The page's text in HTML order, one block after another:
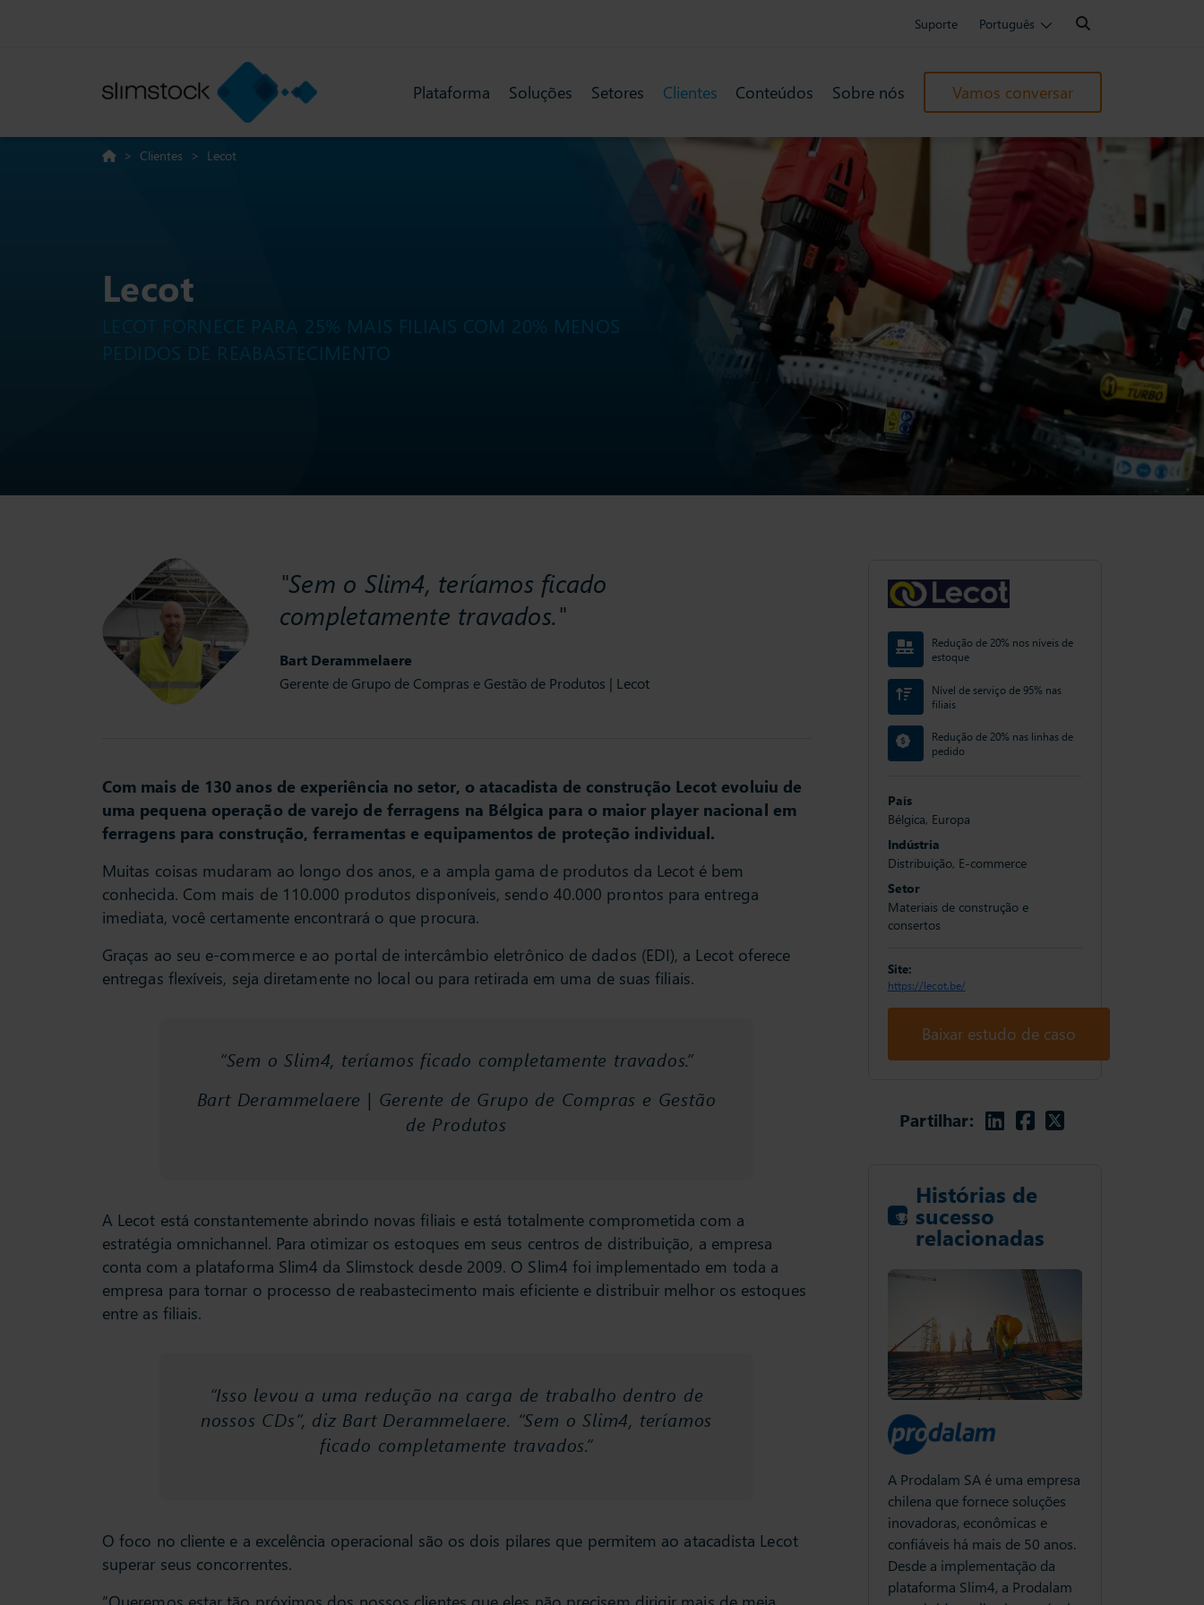
Suporte Português
Search:
Plataforma Soluções Setores Clientes Conteúdos Sobre nós Vamos conversar
> Clientes > Lecot
Lecot
LECOT FORNECE PARA 25% MAIS FILIAIS COM 20% MENOS
PEDIDOS DE REABASTECIMENTO
Bart Derammelaere
Gerente de Grupo de Compras e Gestão de Produtos | Lecot
"Sem o Slim4, teríamos ficado
completamente travados."
Com mais de 130 anos de experiência no setor, o atacadista de construção Lecot evoluiu de
uma pequena operação de varejo de ferragens na Bélgica para o maior player nacional em
ferragens para construção, ferramentas e equipamentos de proteção individual.
Muitas coisas mudaram ao longo dos anos, e a ampla gama de produtos da Lecot é bem
conhecida. Com mais de 110.000 produtos disponíveis, sendo 40.000 prontos para entrega
imediata, você certamente encontrará o que procura.
Graças ao seu e-commerce e ao portal de intercâmbio eletrônico de dados (EDI), a Lecot oferece
entregas flexíveis, seja diretamente no local ou para retirada em uma de suas filiais.
“Sem o Slim4, teríamos ficado completamente travados.”
Bart Derammelaere | Gerente de Grupo de Compras e Gestão
de Produtos
A Lecot está constantemente abrindo novas filiais e está totalmente comprometida com a
estratégia omnichannel. Para otimizar os estoques em seus centros de distribuição, a empresa
conta com a plataforma Slim4 da Slimstock desde 2009. O Slim4 foi implementado em toda a
empresa para tornar o processo de reabastecimento mais eficiente e distribuir melhor os estoques
entre as filiais.
“Isso levou a uma redução na carga de trabalho dentro de
nossos CDs”, diz Bart Derammelaere. “Sem o Slim4, teríamos
ficado completamente travados.”
O foco no cliente e a excelência operacional são os dois pilares que permitem ao atacadista Lecot
superar seus concorrentes.
Redução de 20% nos níveis de
estoque
Nível de serviço de 95% nas
filiais
Redução de 20% nas linhas de
pedido
País
Bélgica, Europa
Indústria
Distribuição, E-commerce
Setor
Materiais de construção e
consertos
Site:
https://lecot.be/
Baixar estudo de caso
Partilhar: Linkedin
Facebook
Twitter
Histórias de
sucesso
relacionadas
Nilsson fornece à indústria da
A Prodalam SA é uma empresa
chilena que fornece soluções
inovadoras, econômicas e
confiáveis há mais de 50 anos.
Desde a implementação da
plataforma Slim4, a Prodalam
Há mais de 100 anos, a NP
Nilsson fornece à indústria da
construção materiais de
construção, ferramentas,